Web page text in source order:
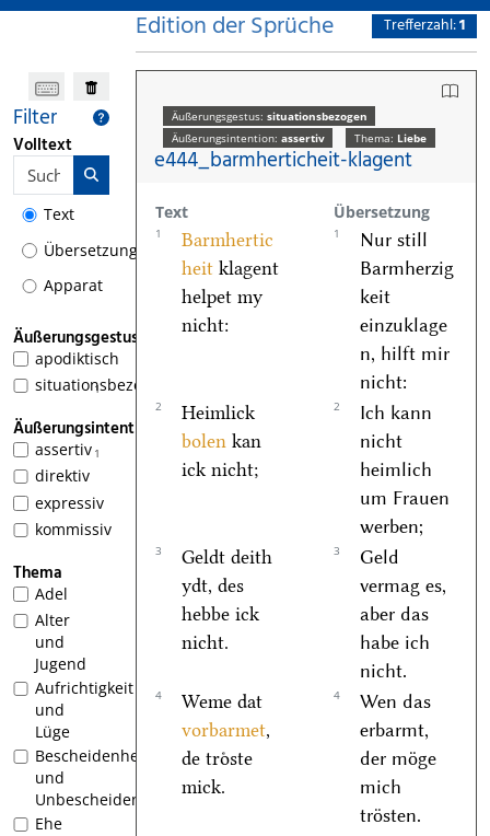
Filter
Volltext
Text
Übersetzung
Apparat
Äußerungsgestus
apodiktisch
1
situationsbezogen
Äußerungsintention
1
assertiv
direktiv
expressiv
kommissiv
Thema
Adel
Alter
und
Jugend
Aufrichtigkeit
und
Lüge
Bescheidenheit
und
Unbescheidenheit
Ehe
Edition der Sprüche Trefferzahl:1
Äußerungsgestus: situationsbezogen
Äußerungsintention: assertiv Thema: Liebe
e444_barmherticheit-klagent
Text Übersetzung
1
Barmhertic
heit klagent
helpet my
nicht:
1
Nur still
Barmherzig
keit
einzuklage
n, hilft mir
nicht:
2
Heimlick
bolen kan
ick nicht;
2
Ich kann
nicht
heimlich
um Frauen
werben;
3
Geldt deith
ydt, des
hebbe ick
nicht.
3
Geld
vermag es,
aber das
habe ich
nicht.
4
Weme dat
vorbarmet,
de troͤste
mick.
4
Wen das
erbarmt,
der möge
mich
trösten.